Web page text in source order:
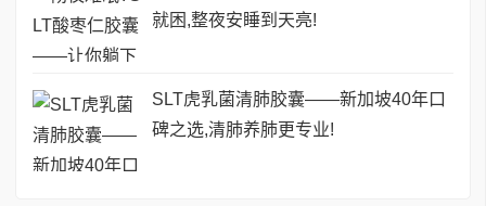
就困,整夜安睡到天亮!
SLT虎乳菌清肺胶囊——新加坡40年口
碑之选,清肺养肺更专业!